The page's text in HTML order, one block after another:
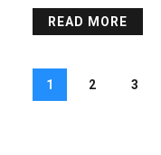
READ MORE
1 2 3